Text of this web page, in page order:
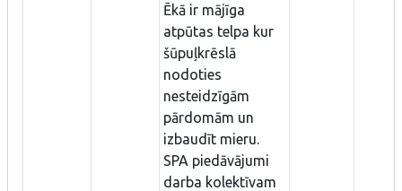
Ēkā ir mājīga
atpūtas telpa kur
šūpuļkrēslā
nodoties
nesteidzīgām
pārdomām un
izbaudīt mieru.
SPA piedāvājumi
darba kolektīvam